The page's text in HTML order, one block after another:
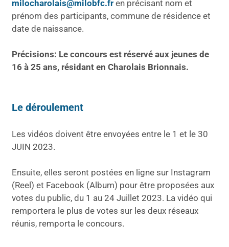
milocharolais@milobfc.fr en précisant nom et
prénom des participants, commune de résidence et
date de naissance.
Précisions: Le concours est réservé aux jeunes de
16 à 25 ans, résidant en Charolais Brionnais.
Le déroulement
Les vidéos doivent être envoyées entre le 1 et le 30
JUIN 2023.
Ensuite, elles seront postées en ligne sur Instagram
(Reel) et Facebook (Album) pour être proposées aux
votes du public, du 1 au 24 Juillet 2023. La vidéo qui
remportera le plus de votes sur les deux réseaux
réunis, remporta le concours.